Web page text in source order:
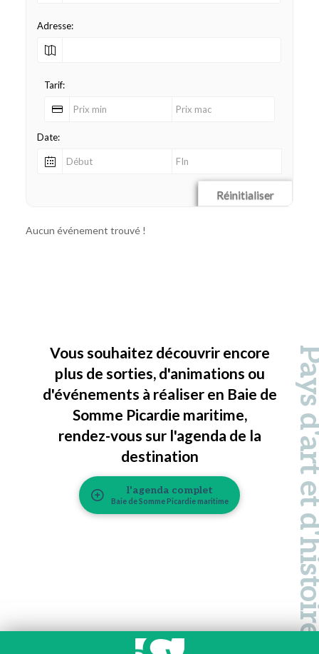
Adresse:
Tarif:
Date:
Réinitialiser
Aucun événement trouvé !
Vous souhaitez découvrir encore
plus de sorties, d'animations ou
d'événements à réaliser en Baie de
Somme Picardie maritime,
rendez-vous sur l'agenda de la
destination
l'agenda complet
Baie de Somme Picardie maritime Pays